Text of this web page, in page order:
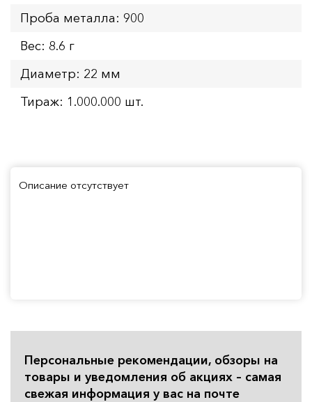
Проба металла: 900
Вес: 8.6 г
Диаметр: 22 мм
Тираж: 1.000.000 шт.
Описание отсутствует
Персональные рекомендации, обзоры на
товары и уведомления об акциях – самая
свежая информация у вас на почте